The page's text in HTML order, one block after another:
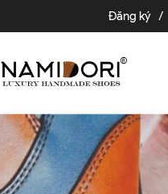
Đăng ký /